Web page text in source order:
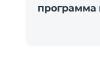
программа